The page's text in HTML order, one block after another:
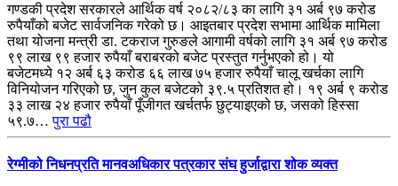
गण्डकी प्रदेश सरकारले आर्थिक वर्ष २०८२/८३ का लागि ३१ अर्ब ९७ करोड
रुपैयाँको बजेट सार्वजनिक गरेको छ। आइतबार प्रदेश सभामा आर्थिक मामिला
तथा योजना मन्त्री डा. टकराज गुरुङले आगामी वर्षको लागि ३१ अर्ब ९७ करोड
९९ लाख ९९ हजार रुपैयाँ बराबरको बजेट प्रस्तुत गर्नुभएको हो। यो
बजेटमध्ये १२ अर्ब ६३ करोड ६६ लाख ७५ हजार रुपैयाँ चालू खर्चका लागि
विनियोजन गरिएको छ, जुन कुल बजेटको ३९.५ प्रतिशत हो। १९ अर्ब ९ करोड
३३ लाख २४ हजार रुपैयाँ पूँजीगत खर्चतर्फ छुट्याइएको छ, जसको हिस्सा
५९.७…पुरा पढौ
रेग्मीको निधनप्रति मानवअधिकार पत्रकार संघ हुर्जाद्वारा शोक व्यक्त